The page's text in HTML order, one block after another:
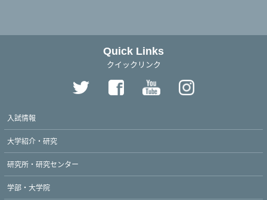
Quick Links
クイックリンク
入試情報
大学紹介・研究
研究所・研究センター
学部・大学院